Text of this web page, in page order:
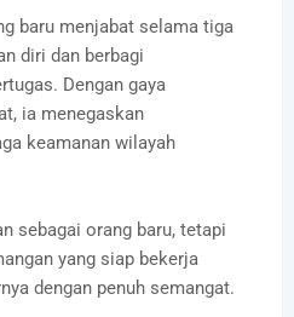
baru menjabat selama tiga
diri dan berbagi
Dengan gaya
ia menegaskan
keamanan wilayah
sebagai orang baru, tetapi
yang siap bekerja
dengan penuh semangat.